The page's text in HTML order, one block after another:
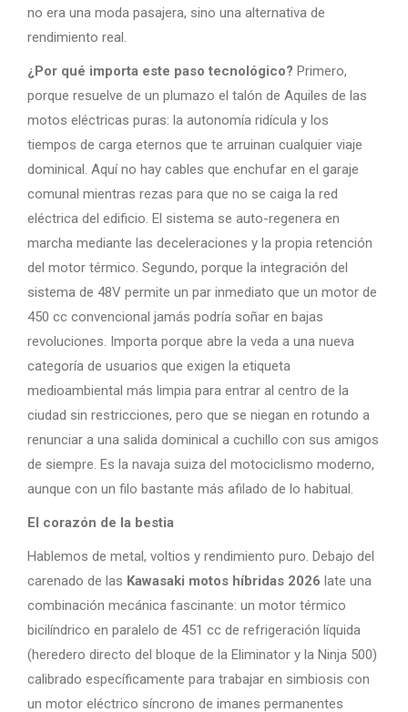
no era una moda pasajera, sino una alternativa de
rendimiento real.
¿Por qué importa este paso tecnológico? Primero,
porque resuelve de un plumazo el talón de Aquiles de las
motos eléctricas puras: la autonomía ridícula y los
tiempos de carga eternos que te arruinan cualquier viaje
dominical. Aquí no hay cables que enchufar en el garaje
comunal mientras rezas para que no se caiga la red
eléctrica del edificio. El sistema se auto-regenera en
marcha mediante las deceleraciones y la propia retención
del motor térmico. Segundo, porque la integración del
sistema de 48V permite un par inmediato que un motor de
450 cc convencional jamás podría soñar en bajas
revoluciones. Importa porque abre la veda a una nueva
categoría de usuarios que exigen la etiqueta
medioambiental más limpia para entrar al centro de la
ciudad sin restricciones, pero que se niegan en rotundo a
renunciar a una salida dominical a cuchillo con sus amigos
de siempre. Es la navaja suiza del motociclismo moderno,
aunque con un filo bastante más afilado de lo habitual.
El corazón de la bestia
Hablemos de metal, voltios y rendimiento puro. Debajo del
carenado de las Kawasaki motos híbridas 2026 late una
combinación mecánica fascinante: un motor térmico
bicilíndrico en paralelo de 451 cc de refrigeración líquida
(heredero directo del bloque de la Eliminator y la Ninja 500)
calibrado específicamente para trabajar en simbiosis con
un motor eléctrico síncrono de imanes permanentes